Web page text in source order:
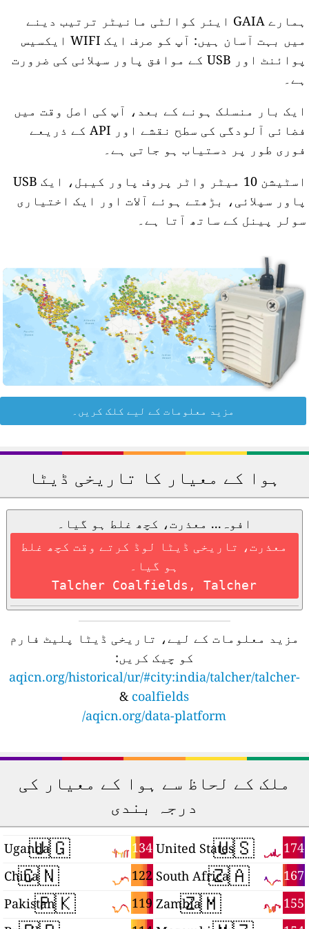
ہمارے GAIA ایئر کوالٹی مانیٹر ترتیب دینے
میں بہت آسان ہیں: آپ کو صرف ایک WIFI ایکسیس
پوائنٹ اور USB کے موافق پاور سپلائی کی ضرورت
ہے۔
ایک بار منسلک ہونے کے بعد، آپ کی اصل وقت میں
فضائی آلودگی کی سطح نقشے اور API کے ذریعے
فوری طور پر دستیاب ہو جاتی ہے۔
اسٹیشن 10 میٹر واٹر پروف پاور کیبل، ایک USB
پاور سپلائی، بڑھتے ہوئے آلات اور ایک اختیاری
سولر پینل کے ساتھ آتا ہے۔
مزید معلومات کے لیے کلک کریں۔
ہوا کے معیار کا تاریخی ڈیٹا
افوہ... معذرت، کچھ غلط ہو گیا۔
معذرت، تاریخی ڈیٹا لوڈ کرتے وقت کچھ غلط
ہو گیا۔
Talcher Coalfields, Talcher
مزید معلومات کے لیے، تاریخی ڈیٹا پلیٹ فارم
کو چیک کریں:
aqicn.org/historical/ur/#city:india/talcher/talcher-
coalfields
&
aqicn.org/data-platform/
ملک کے لحاظ سے ہوا کے معیار کی
درجہ بندی
🇺🇸 174
United States
🇿🇦 167
South Africa
🇿🇲 155
Zambia
🇺🇬 134
Uganda
🇨🇳 122
China
🇵🇰 119
Pakistan